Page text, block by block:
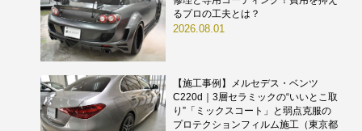
るプロの工夫とは？
2026.08.01
【施工事例】メルセデス・ベンツ
C220d｜3層セラミックの“いいとこ取
り”「ミックスコート」と弱点克服の
プロテクションフィルム施工（東京都